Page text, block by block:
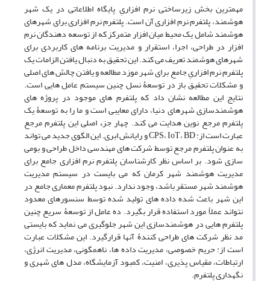
مهمترین بخش زیرساختی نرم افزاریِ پایگاه اطلاعاتی در یک شهر
هوشمند، پلتفرم نرم افزاری آن است. پلتفرم نرم افزاری برای شهرهای
هوشمند شامل یک محیط میان افزار متمرکز که از توسعه دهندگان نرم
افزار در طراحی، اجرا، استقرار و مدیریت برنامه های کاربردی برای
شهرهای هوشمند تعریف می کند. این تحقیق به دنبال یافتن الزامات یک
پلتفرم نرم افزاریِ جامع برای شهر موزد مطالعه و یافتن چالش های اصلی
و مشکلات تحقیق باز در توسعۀ نسل چنین سیستم عامل هایی است.
نتایج این مطالعه نشان داد که پلتفرم های موجود در پروژه های
هوشمندسازی شهرهای دنیا، دارای معایبی است و ما را به توسعۀ یک
پلتفرم مرجع نوین هدایت می کند. چهار جزء اصلی این پلتفرم مرجع
عبارت است از: CPS، IoT، BD و رایانش ابری. این الگوی جدید می تواند
به عنوان پلتفرم مرجع توسط شرکت های مهندسی داخل طراحی و بومی
سازی شود. بر اساس نظر کارشناسان پلتفرم نرم افزاری جامع برای
مدیریت هوشمند شهر کرمان که می بایست در سیستم مدیریت
هوشمند شهر مستقر باشد، وجود ندارد. نبود پلتفرم معماری جامع در
این شهر باعث شده داده های تولید شده توسط سنسورهای معدود
نتواند عملاً مورد استفاده قرار بگیرد. ده عامل از توسعۀ سریع چنین
پلتفرم هایی در هوشمندسازی این شهر جلوگیری می نماید که بایستی
مد نظر شرکت های طراحی کنندۀ آنها قرارگیرد. این مشکلات عبارت
است از: حریم خصوصی، مدیریت داده ها، ناهمگونی، مدیریت انرژی،
ارتباطات، مقیاس پذیری، امنیت، کمبود آزمایشگاه، مدل های شهری و
نگهداری پلتفرم.